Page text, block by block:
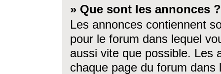
» Que sont les annonces ?
Les annonces contiennent
pour le forum dans lequel
aussi vite que possible. Les
chaque page du forum dans